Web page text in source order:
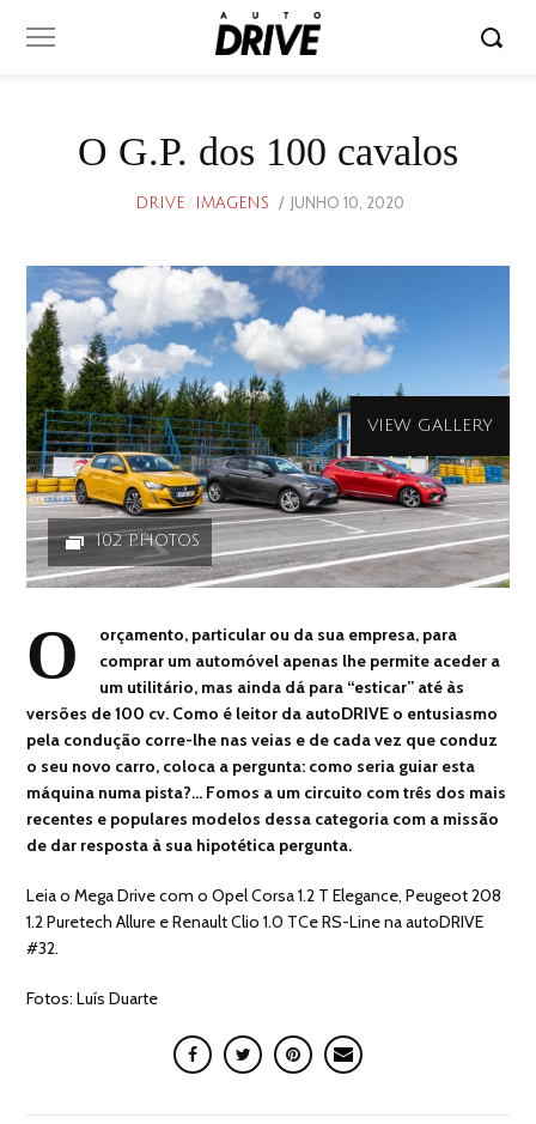
O G.P. dos 100 cavalos
DRIVE/ IMAGENS
POSTED
JUNHO 10, 2020
VIEW GALLERY
102 PHOTOS
O
orçamento, particular ou da sua empresa, para
comprar um automóvel apenas lhe permite aceder a
um utilitário, mas ainda dá para “esticar” até às
versões de 100 cv. Como é leitor da autoDRIVE o entusiasmo
pela condução corre-lhe nas veias e de cada vez que conduz
o seu novo carro, coloca a pergunta: como seria guiar esta
máquina numa pista?… Fomos a um circuito com três dos mais
recentes e populares modelos dessa categoria com a missão
de dar resposta à sua hipotética pergunta.
Leia o Mega Drive com o Opel Corsa 1.2 T Elegance, Peugeot 208
1.2 Puretech Allure e Renault Clio 1.0 TCe RS-Line na autoDRIVE
#32.
Fotos: Luís Duarte